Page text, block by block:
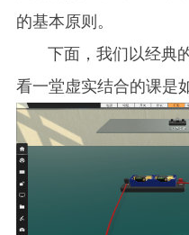
的基本原则。
下面，我们以经典的
看一堂虚实结合的课是